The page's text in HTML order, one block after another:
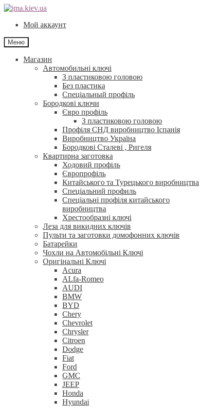
Перейти
навігації
Перейти
контентуМой аккаунт
Меню
Магазин
Автомобильні ключі
З пластиковою головою
Без пластика
Спеціальный профіль
Бородкові ключи
Євро профіль
З пластиковою головою
Профіля СНД виробництво Іспанія
Виробництво Україна
Бородкові Сталеві , Ригеля
Квартирна заготовка
Ходовий профіль
Європрофіль
Китайського та Турецького виробництва
Спеціальний профиль
Спеціальні профіля китайського
виробництва
Хрестообразні ключі
Леза для викидних ключів
Пульти та заготовки домофонних ключів
Батарейки
Чохли на Автомобільні Ключі
Оригінальні Ключі
Acura
ALfa-Romeo
AUDI
BMW
BYD
Chery
Chevrolet
Chrysler
Citroen
Dodge
Fiat
Ford
GMC
JEEP
Honda
Hyundai